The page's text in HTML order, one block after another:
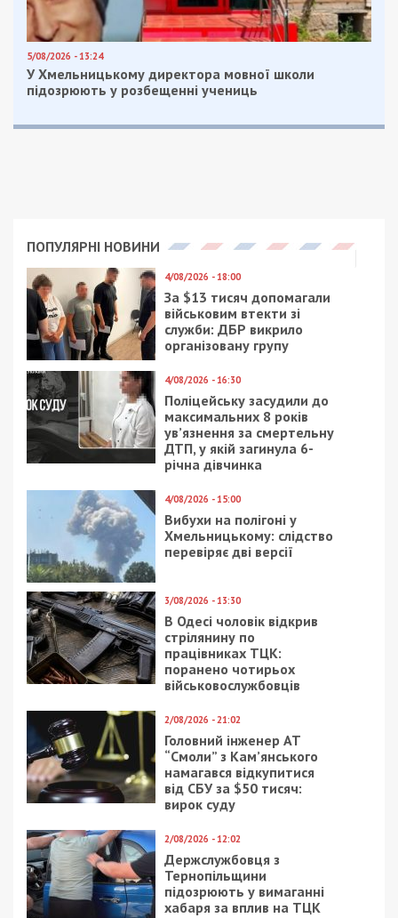
5/08/2026 - 13:24
У Хмельницькому директора мовної школи
підозрюють у розбещенні учениць
ПОПУЛЯРНІ НОВИНИ
4/08/2026 - 18:00
За $13 тисяч допомагали
військовим втекти зі
служби: ДБР викрило
організовану групу
4/08/2026 - 16:30
Поліцейську засудили до
максимальних 8 років
ув’язнення за смертельну
ДТП, у якій загинула 6-
річна дівчинка
4/08/2026 - 15:00
Вибухи на полігоні у
Хмельницькому: слідство
перевіряє дві версії
3/08/2026 - 13:30
В Одесі чоловік відкрив
стрілянину по
працівниках ТЦК:
поранено чотирьох
військовослужбовців
2/08/2026 - 21:02
Головний інженер АТ
“Смоли” з Кам’янського
намагався відкупитися
від СБУ за $50 тисяч:
вирок суду
2/08/2026 - 12:02
Держслужбовця з
Тернопільщини
підозрюють у вимаганні
хабаря за вплив на ТЦК